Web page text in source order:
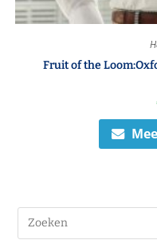
Fruit of the